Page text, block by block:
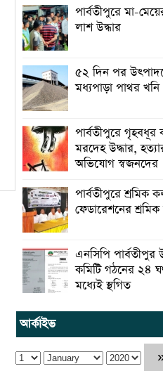
পার্বতীপুরে মা-
লাশ উদ্ধার
৫২ দিন পর
মধ্যপাড়া পাথর খনি
পার্বতীপুরে গৃহবধূর
মরদেহ উদ্ধার,
অভিযোগ স্বজনদের
পার্বতীপুরে শ্রমিক
ফেডারেশনের
এনসিপি
কমিটি গঠনের ২৪
মধ্যেই স্থগিত
আর্কাইভ